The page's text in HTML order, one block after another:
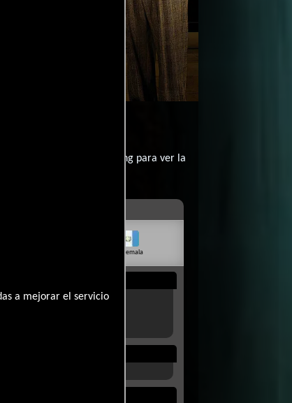
a mejorar el servicio
un servicio de streming para ver la
Guatemala